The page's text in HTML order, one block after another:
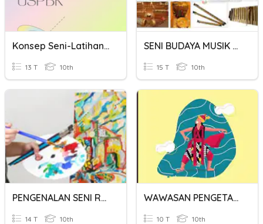
Konsep Seni-Latihan USPBK
13 T 10th
SENI BUDAYA MUSIK TRADISIONAL KELAS X
15 T 10th
PENGENALAN SENI RUPA DI SEKITAR
14 T 10th
WAWASAN PENGETAHUAN TARI
10 T 10th